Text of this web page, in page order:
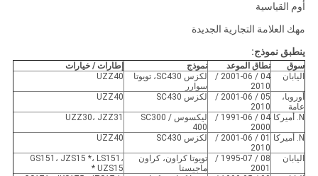
أوم القياسية
مهك العلامة التجارية الجديدة
ينطبق نموذج:
سوق نطاق الموعد نموذج
إطارات / خيارات
اليابان
04 / 2001-06 /
2010
لكزس SC430، تويوتا
سوارر
UZZ40
أوروبا،
عامة
05 / 2001-06 /
2010
لكزس SC430 UZZ40
N. أميركا
04 / 1991-06 /
2000
ليكسوس SC300 /
400
UZZ30، JZZ31
N. أميركا
01 / 2001-06 /
2010
لكزس SC430 UZZ40
اليابان
08 / 1995-07 /
2001
تويوتا كراون، كراون
ماجيستا
GS151، JZS15 *، LS151،
UZS15 *